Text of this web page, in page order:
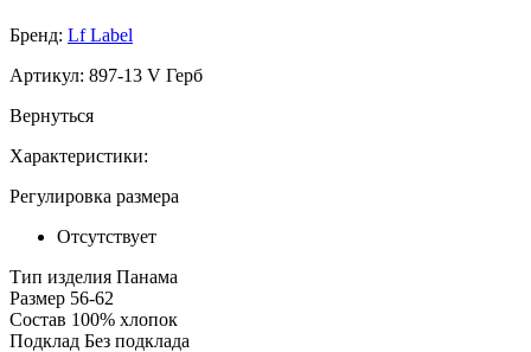
Бренд: Lf Label
Артикул: 897-13 V Герб
Вернуться
Характеристики:
Регулировка размера
Отсутствует
Тип изделия Панама
Размер 56-62
Состав 100% хлопок
Подклад Без подклада